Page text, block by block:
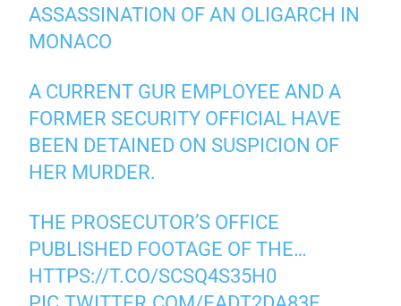
ASSASSINATION OF AN OLIGARCH IN
MONACO
A CURRENT GUR EMPLOYEE AND A
FORMER SECURITY OFFICIAL HAVE
BEEN DETAINED ON SUSPICION OF
HER MURDER.
THE PROSECUTOR’S OFFICE
PUBLISHED FOOTAGE OF THE…
HTTPS://T.CO/SCSQ4S35H0